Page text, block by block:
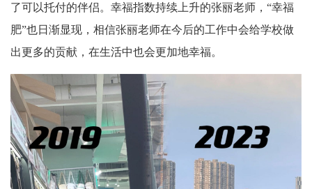
了可以托付的伴侣。幸福指数持续上升的张丽老师，“幸福
肥”也日渐显现，相信张丽老师在今后的工作中会给学校做
出更多的贡献，在生活中也会更加地幸福。